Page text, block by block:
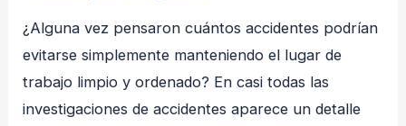
¿Alguna vez pensaron cuántos accidentes podrían
evitarse simplemente manteniendo el lugar de
trabajo limpio y ordenado? En casi todas las
investigaciones de accidentes aparece un detalle